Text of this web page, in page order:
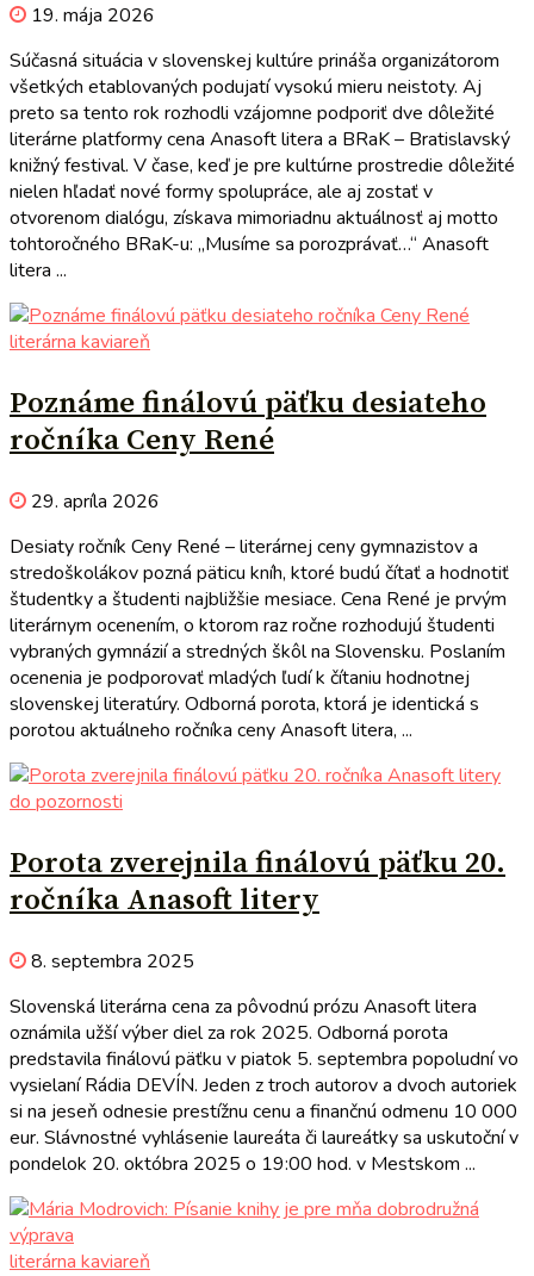
19. mája 2026
Súčasná situácia v slovenskej kultúre prináša organizátorom
všetkých etablovaných podujatí vysokú mieru neistoty. Aj
preto sa tento rok rozhodli vzájomne podporiť dve dôležité
literárne platformy cena Anasoft litera a BRaK – Bratislavský
knižný festival. V čase, keď je pre kultúrne prostredie dôležité
nielen hľadať nové formy spolupráce, ale aj zostať v
otvorenom dialógu, získava mimoriadnu aktuálnosť aj motto
tohtoročného BRaK-u: „Musíme sa porozprávať…“ Anasoft
litera ...
literárna kaviareň
Poznáme finálovú päťku desiateho
ročníka Ceny René
29. apríla 2026
Desiaty ročník Ceny René – literárnej ceny gymnazistov a
stredoškolákov pozná päticu kníh, ktoré budú čítať a hodnotiť
študentky a študenti najbližšie mesiace. Cena René je prvým
literárnym ocenením, o ktorom raz ročne rozhodujú študenti
vybraných gymnázií a stredných škôl na Slovensku. Poslaním
ocenenia je podporovať mladých ľudí k čítaniu hodnotnej
slovenskej literatúry. Odborná porota, ktorá je identická s
porotou aktuálneho ročníka ceny Anasoft litera, ...
do pozornosti
Porota zverejnila finálovú päťku 20.
ročníka Anasoft litery
8. septembra 2025
Slovenská literárna cena za pôvodnú prózu Anasoft litera
oznámila užší výber diel za rok 2025. Odborná porota
predstavila finálovú päťku v piatok 5. septembra popoludní vo
vysielaní Rádia DEVÍN. Jeden z troch autorov a dvoch autoriek
si na jeseň odnesie prestížnu cenu a finančnú odmenu 10 000
eur. Slávnostné vyhlásenie laureáta či laureátky sa uskutoční v
pondelok 20. októbra 2025 o 19:00 hod. v Mestskom ...
literárna kaviareň